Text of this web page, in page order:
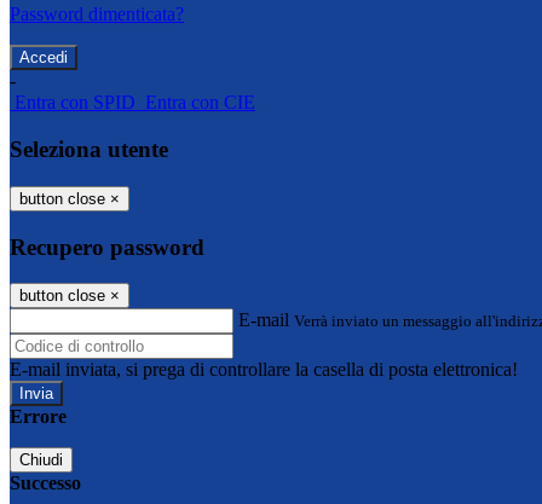
Password dimenticata?
-
Entra con SPID Entra con CIE
Seleziona utente
button close ×
Recupero password
button close ×
E-mail Verrà inviato un messaggio
E-mail inviata, si prega di controllare la casella di posta elettronica!
Errore
Chiudi
Successo